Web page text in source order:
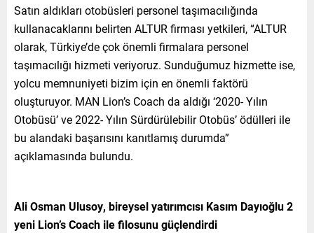
Satın aldıkları otobüsleri personel taşımacılığında
kullanacaklarını belirten ALTUR firması yetkileri, “ALTUR
olarak, Türkiye’de çok önemli firmalara personel
taşımacılığı hizmeti veriyoruz. Sunduğumuz hizmette ise,
yolcu memnuniyeti bizim için en önemli faktörü
oluşturuyor. MAN Lion’s Coach da aldığı ‘2020- Yılın
Otobüsü’ ve 2022- Yılın Sürdürülebilir Otobüs’ ödülleri ile
bu alandaki başarısını kanıtlamış durumda”
açıklamasında bulundu.
Ali Osman Ulusoy, bireysel yatırımcısı Kasım Dayıoğlu 2
yeni Lion’s Coach ile filosunu güçlendirdi